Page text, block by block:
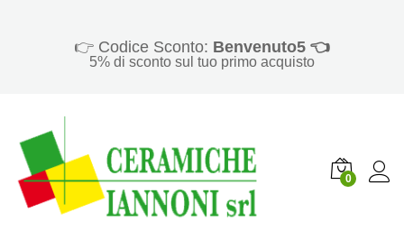
👉 Codice Sconto: Benvenuto5 👈
5% di sconto sul tuo primo acquisto
0